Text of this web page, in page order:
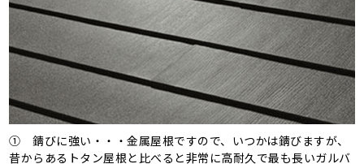
① 錆びに強い・・・金属屋根ですので、いつかは錆びますが、
昔からあるトタン屋根と比べると非常に高耐久で最も長いガルバ